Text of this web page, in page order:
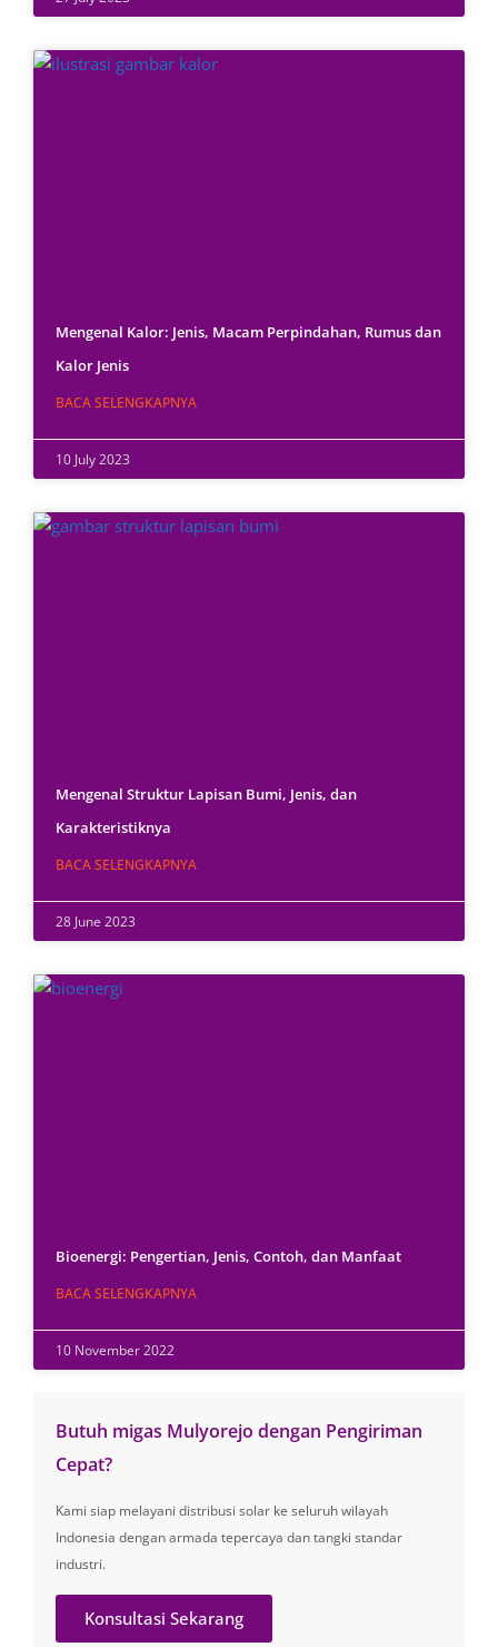
Mengenal Kalor: Jenis, Macam Perpindahan, Rumus dan
Kalor Jenis
BACA SELENGKAPNYA
10 July 2023
Mengenal Struktur Lapisan Bumi, Jenis, dan
Karakteristiknya
BACA SELENGKAPNYA
28 June 2023
Bioenergi: Pengertian, Jenis, Contoh, dan Manfaat
BACA SELENGKAPNYA
10 November 2022
Butuh migas Mulyorejo dengan Pengiriman
Cepat?
Kami siap melayani distribusi solar ke seluruh wilayah
Indonesia dengan armada tepercaya dan tangki standar
industri.
Konsultasi Sekarang